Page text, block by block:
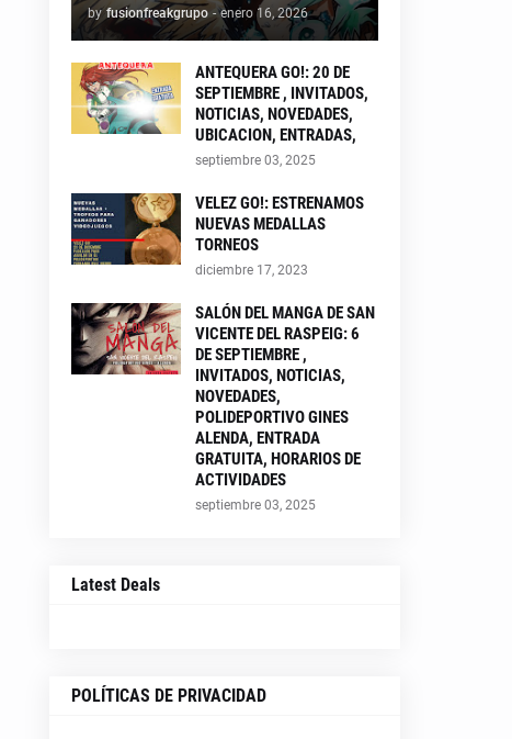
by fusionfreakgrupo - enero 16, 2026
ANTEQUERA GO!: 20 DE
SEPTIEMBRE , INVITADOS,
NOTICIAS, NOVEDADES,
UBICACION, ENTRADAS,
septiembre 03, 2025
VELEZ GO!: ESTRENAMOS
NUEVAS MEDALLAS
TORNEOS
diciembre 17, 2023
SALÓN DEL MANGA DE SAN
VICENTE DEL RASPEIG: 6
DE SEPTIEMBRE ,
INVITADOS, NOTICIAS,
NOVEDADES,
POLIDEPORTIVO GINES
ALENDA, ENTRADA
GRATUITA, HORARIOS DE
ACTIVIDADES
septiembre 03, 2025
Latest Deals
POLÍTICAS DE PRIVACIDAD